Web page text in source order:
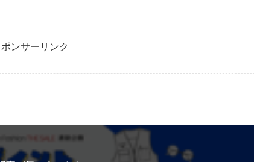
ンサーリンク